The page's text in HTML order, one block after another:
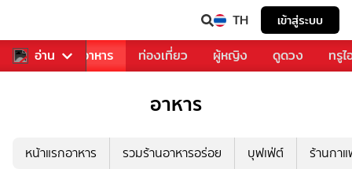
TH เข้าสู่ระบบ
อ่าน
การเพลง อาหาร ท่องเที่ยว ผู้หญิง ดูดวง ทรู
อาหาร
หน้าแรกอาหาร รวมร้านอาหารอร่อย บุฟเฟ่ต์ ร้านกา